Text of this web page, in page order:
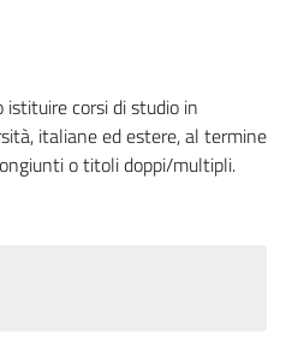
corsi di studio in
italiane ed estere, al termine
o titoli doppi/multipli.